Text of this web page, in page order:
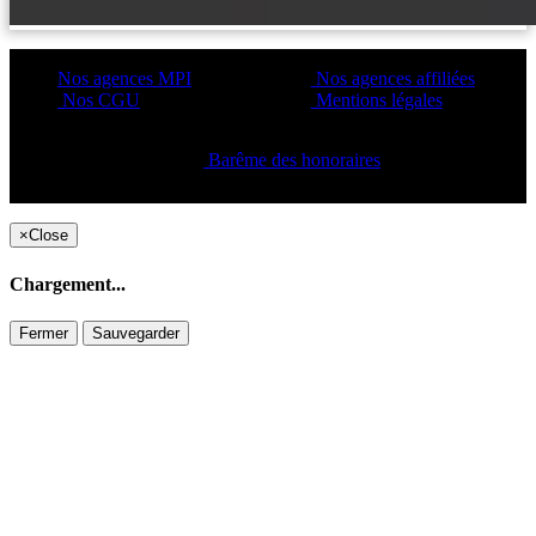
Nos agences MPI
Nos CGU
Nos agences affiliées
Mentions légales
Barême des honoraires
×Close
Chargement...
Fermer Sauvegarder